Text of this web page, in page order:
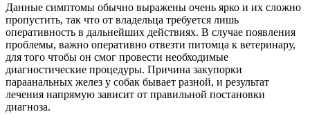
Данные симптомы обычно выражены очень ярко и их сложно
пропустить, так что от владельца требуется лишь
оперативность в дальнейших действиях. В случае появления
проблемы, важно оперативно отвезти питомца к ветеринару,
для того чтобы он смог провести необходимые
диагностические процедуры. Причина закупорки
параанальных желез у собак бывает разной, и результат
лечения напрямую зависит от правильной постановки
диагноза.